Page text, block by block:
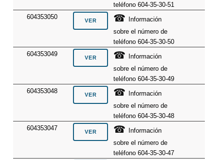
teléfono 604-35-30-51
604353050
☎ Información
sobre el número de
teléfono 604-35-30-50
604353049
☎ Información
sobre el número de
teléfono 604-35-30-49
604353048
☎ Información
sobre el número de
teléfono 604-35-30-48
604353047
☎ Información
sobre el número de
teléfono 604-35-30-47